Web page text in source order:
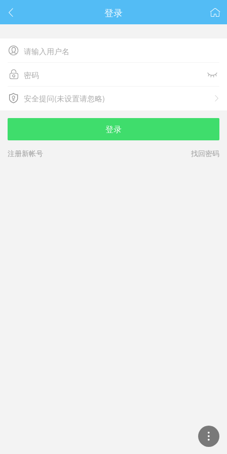
 
登录

 
 
安全提问(未设置请忽略)
安全提问(未设置请忽略)
登录
注册新帐号 找回密码